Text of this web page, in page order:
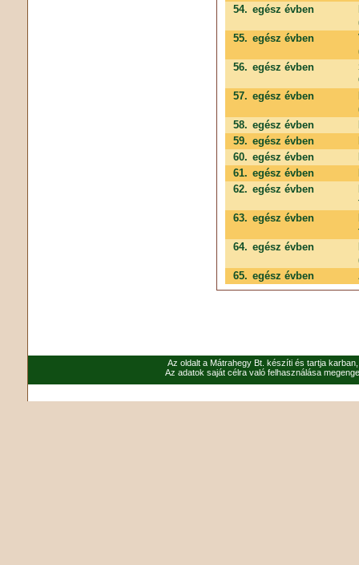
54. egész évben
55. egész évben
56. egész évben
57. egész évben
58. egész évben
59. egész évben
60. egész évben
61. egész évben
62. egész évben
63. egész évben
64. egész évben
65. egész évben
Az oldalt a Mátrahegy Bt. készíti és tartja
Az adatok saját célra való felhasználása